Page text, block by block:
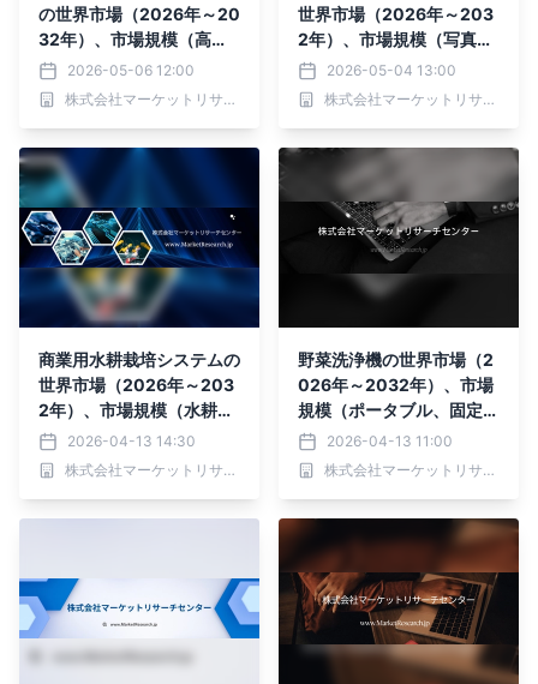
の世界市場（2026年～20
32年）、市場規模（高
温、低温）・分析レポート
を発表
2026-05-06 12:00
株式会社マーケットリサーチセンター
世界市場（2026年～203
2年）、市場規模（写真用
光度計、環境用光度計、日
射計、UV光度計、色光度
計、LED光度計、植物成長
2026-05-04 13:00
株式会社マーケットリサーチセンター
商業用水耕栽培システムの
世界市場（2026年～203
2年）、市場規模（水耕栽
培用点滴灌漑システム、フ
ラッド＆ドレインシステ
ム、N.F.T. (栄養膜法)、水
2026-04-13 14:30
株式会社マーケットリサーチセンター
野菜洗浄機の世界市場（2
026年～2032年）、市場
規模（ポータブル、固定
式）・分析レポートを発表
2026-04-13 11:00
株式会社マーケットリサーチセンター